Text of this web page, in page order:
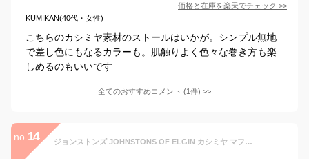
価格と在庫を楽天でチェック >>
KUMIKAN(40代・女性)
こちらのカシミヤ素材のストールはいかが。シンプル無地
で差し色にもなるカラーも。肌触りよく色々な巻き方も楽
しめるのもいいです
全てのおすすめコメント (1件) >
no. 14 ジョンストンズ JOHNSTONS OF ELGIN カシミヤ マフラー ガージーストール メンズ レディース ham00162 sd0380 cielo【あす楽対応_関東】【返品送料無料】【ラッピング無料】[2022AW]